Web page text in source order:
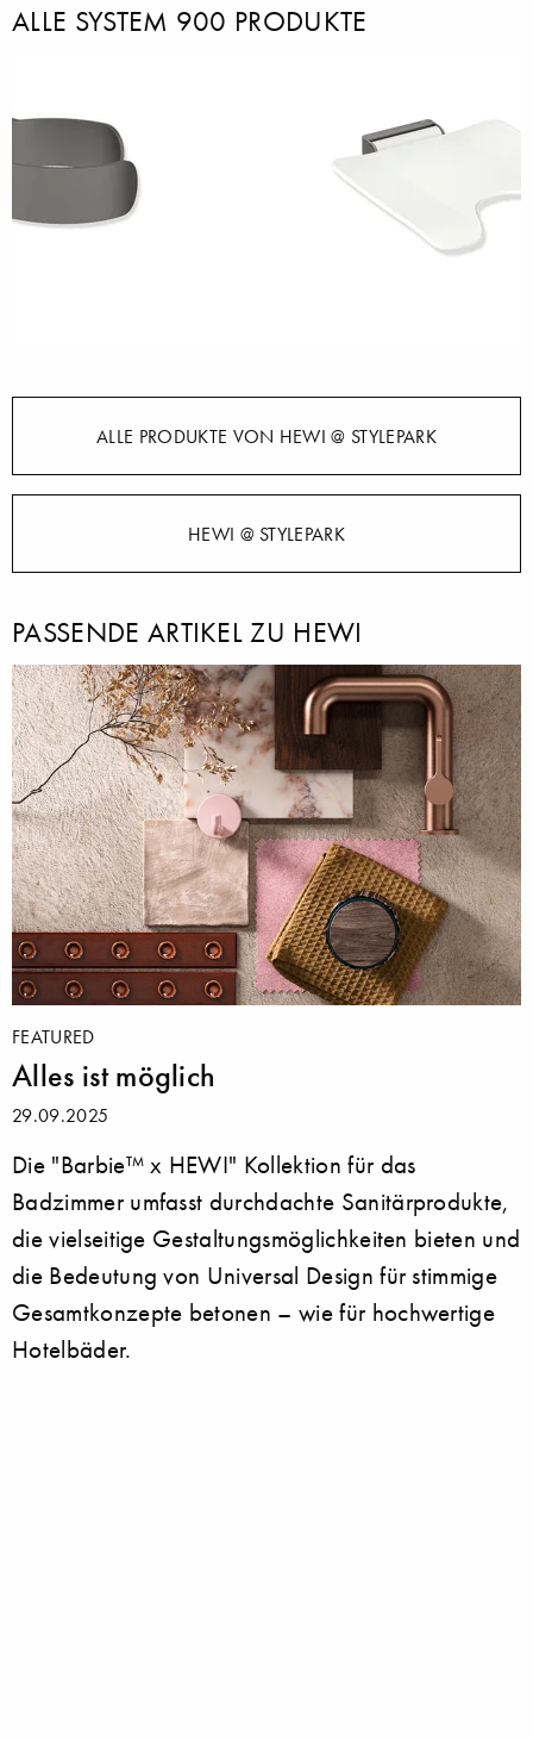
ALLE SYSTEM 900 PRODUKTE
ALLE PRODUKTE VON HEWI @ STYLEPARK
HEWI @ STYLEPARK
PASSENDE ARTIKEL ZU HEWI
FEATURED
Alles ist möglich
29.09.2025
Die "Barbie™ x HEWI" Kollektion für das
Badzimmer umfasst durchdachte Sanitärprodukte,
die vielseitige Gestaltungsmöglichkeiten bieten und
die Bedeutung von Universal Design für stimmige
Gesamtkonzepte betonen – wie für hochwertige
Hotelbäder.